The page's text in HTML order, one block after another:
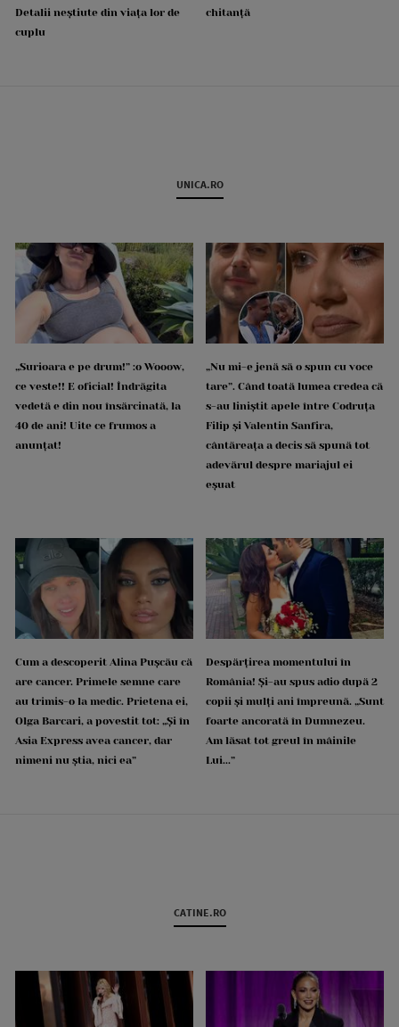
Detalii neștiute din viața lor de
cuplu
chitanță
UNICA.RO
„Surioara e pe drum!” :o Wooow,
ce veste!! E oficial! Îndrăgita
vedetă e din nou însărcinată, la
40 de ani! Uite ce frumos a
anunțat!
„Nu mi-e jenă să o spun cu voce
tare”. Când toată lumea credea că
s-au liniștit apele între Codruța
Filip și Valentin Sanfira,
cântăreața a decis să spună tot
adevărul despre mariajul ei
eșuat
Cum a descoperit Alina Pușcău că
are cancer. Primele semne care
au trimis-o la medic. Prietena ei,
Olga Barcari, a povestit tot: „Și în
Asia Express avea cancer, dar
nimeni nu știa, nici ea”
Despărțirea momentului în
România! Și-au spus adio după 2
copii și mulți ani împreună. „Sunt
foarte ancorată în Dumnezeu.
Am lăsat tot greul în mâinile
Lui...”
CATINE.RO